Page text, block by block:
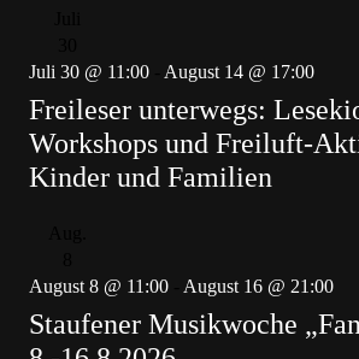
Juli 30 @ 11:00
August 14 @ 17:00
Freileser unterwegs:
Workshops und Freiluft-
Kinder und Familien
August 8 @ 11:00
August 16 @ 21:00
Staufener Musikwoche